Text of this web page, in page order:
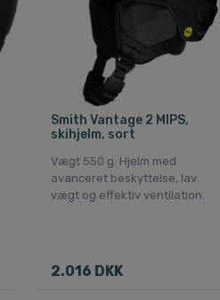
Smith Vantage 2 MIPS,
skihjelm, sort
Vægt 550 g. Hjelm med
avanceret beskyttelse, lav
vægt og effektiv ventilation.
2.016 DKK